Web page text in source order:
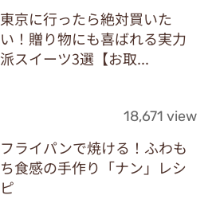
東京に行ったら絶対買いた
い！贈り物にも喜ばれる実力
派スイーツ3選【お取...
18,671 view
フライパンで焼ける！ふわも
ち食感の手作り「ナン」レシ
ピ